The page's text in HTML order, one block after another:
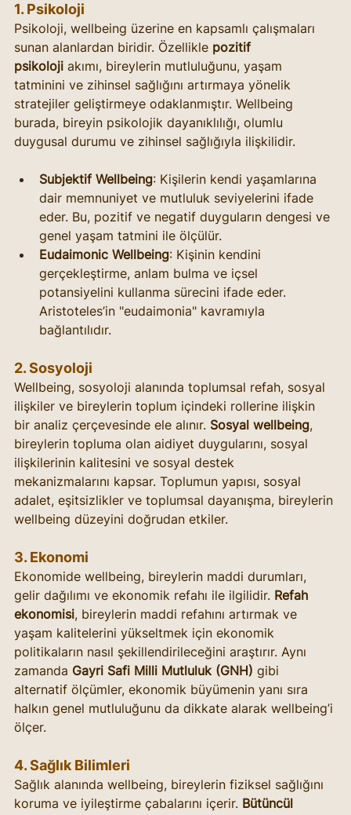
1. Psikoloji
Psikoloji, wellbeing üzerine en kapsamlı çalışmaları
sunan alanlardan biridir. Özellikle pozitif
psikoloji akımı, bireylerin mutluluğunu, yaşam
tatminini ve zihinsel sağlığını artırmaya yönelik
stratejiler geliştirmeye odaklanmıştır. Wellbeing
burada, bireyin psikolojik dayanıklılığı, olumlu
duygusal durumu ve zihinsel sağlığıyla ilişkilidir.
Subjektif Wellbeing: Kişilerin kendi yaşamlarına
dair memnuniyet ve mutluluk seviyelerini ifade
eder. Bu, pozitif ve negatif duyguların dengesi ve
genel yaşam tatmini ile ölçülür.
Eudaimonic Wellbeing: Kişinin kendini
gerçekleştirme, anlam bulma ve içsel
potansiyelini kullanma sürecini ifade eder.
Aristoteles’in "eudaimonia" kavramıyla
bağlantılıdır.
2. Sosyoloji
Wellbeing, sosyoloji alanında toplumsal refah, sosyal
ilişkiler ve bireylerin toplum içindeki rollerine ilişkin
bir analiz çerçevesinde ele alınır. Sosyal wellbeing,
bireylerin topluma olan aidiyet duygularını, sosyal
ilişkilerinin kalitesini ve sosyal destek
mekanizmalarını kapsar. Toplumun yapısı, sosyal
adalet, eşitsizlikler ve toplumsal dayanışma, bireylerin
wellbeing düzeyini doğrudan etkiler.
3. Ekonomi
Ekonomide wellbeing, bireylerin maddi durumları,
gelir dağılımı ve ekonomik refahı ile ilgilidir. Refah
ekonomisi, bireylerin maddi refahını artırmak ve
yaşam kalitelerini yükseltmek için ekonomik
politikaların nasıl şekillendirileceğini araştırır. Aynı
zamanda Gayri Safi Milli Mutluluk (GNH) gibi
alternatif ölçümler, ekonomik büyümenin yanı sıra
halkın genel mutluluğunu da dikkate alarak wellbeing’i
ölçer.
4. Sağlık Bilimleri
Sağlık alanında wellbeing, bireylerin fiziksel sağlığını
koruma ve iyileştirme çabalarını içerir. Bütüncül